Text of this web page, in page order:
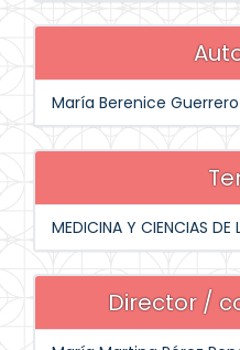
María Berenice
MEDICINA Y CIENCIAS DE
Director /